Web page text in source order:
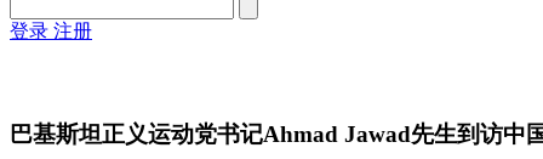
登录 注册
巴基斯坦正义运动党书记Ahmad Jawad先生到访中